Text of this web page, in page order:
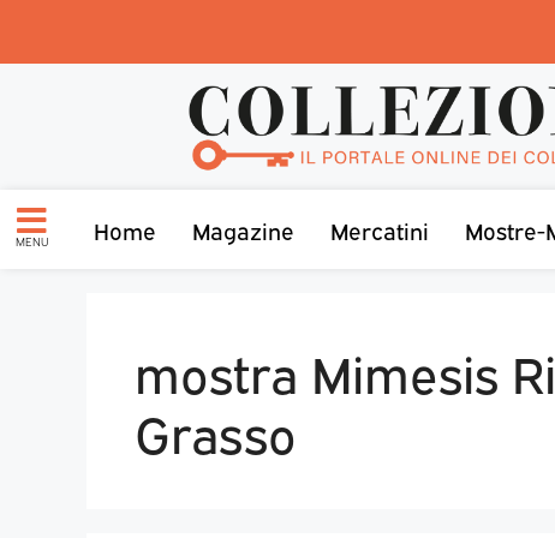
MENU Home Magazine Mercatini Mostre-
mostra Mimesis
Grasso